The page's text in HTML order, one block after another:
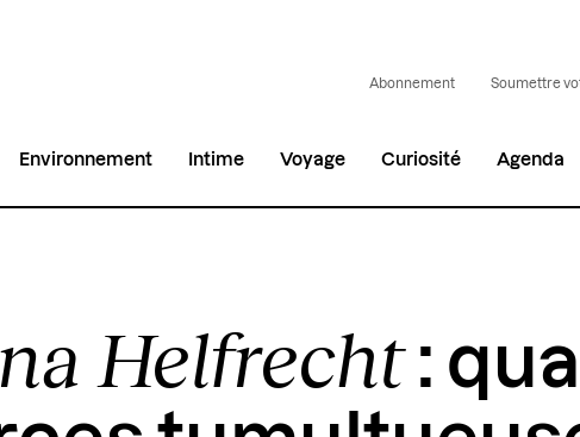
Abonnement Soumettre
Environnement Intime Voyage Curiosité Agenda
Helfrecht: